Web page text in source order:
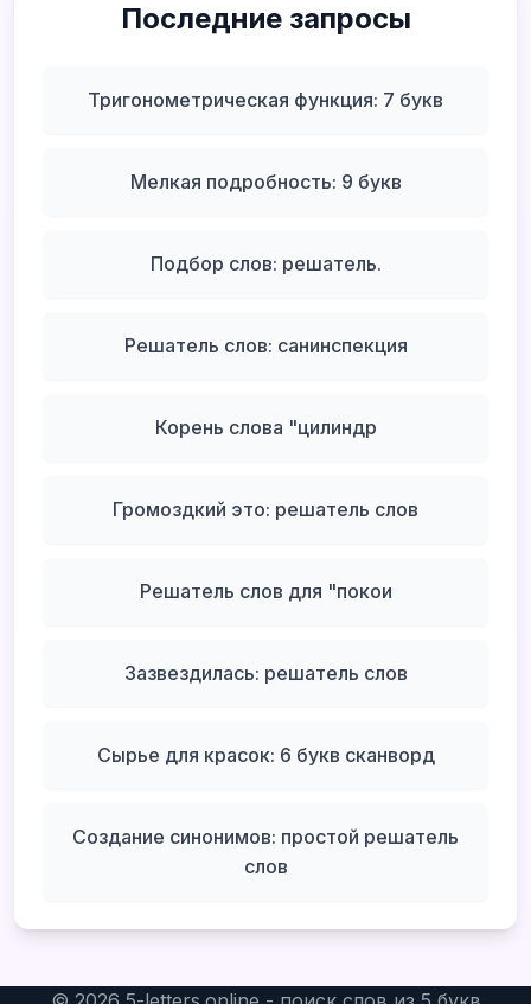
Последние запросы
Тригонометрическая функция: 7 букв
Мелкая подробность: 9 букв
Подбор слов: решатель.
Решатель слов: санинспекция
Корень слова "цилиндр
Громоздкий это: решатель слов
Решатель слов для "покои
Зазвездилась: решатель слов
Сырье для красок: 6 букв сканворд
Создание синонимов: простой решатель
слов